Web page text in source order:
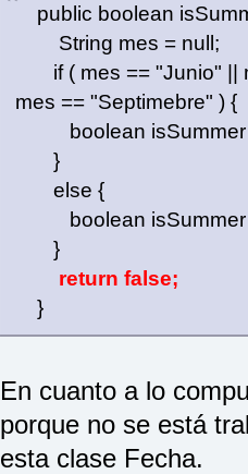
public boolean
String mes = null;
if ( mes == "Junio" ||
mes == "Septimebre" ) {
boolean isSummer
}
else {
boolean isSummer
}
return false;
}
En cuanto a lo
porque no se está
esta clase Fecha.